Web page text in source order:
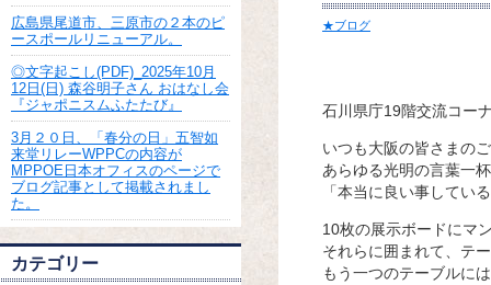
★ブログ
石川県庁19階交流コー
いつも大阪の皆さまの
あらゆる光明の言葉一
「本当に良い事してい
10枚の展示ボードにマ
それらに囲まれて、テ
もう一つのテーブルに
広島県尾道市、三原市の２本のピ
ースポールリニューアル。
◎文字起こし(PDF)_2025年10月
12日(日) 森谷明子さん おはなし会
『ジャポニスムふたたび』
3月２０日、「春分の日」五智如
来堂リレーWPPCの内容が
MPPOE日本オフィスのページで
ブログ記事として掲載されまし
た。
カテゴリー